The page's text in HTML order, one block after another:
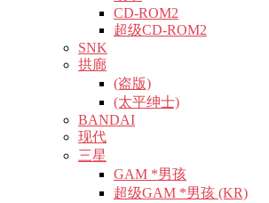
CD-ROM2
超级CD-ROM2
SNK
拱廊
(盗版)
(太平绅士)
BANDAI
现代
三星
GAM *男孩
超级GAM *男孩 (KR)